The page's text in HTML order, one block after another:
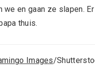
en gaan ze slapen.
thuis.
Images/